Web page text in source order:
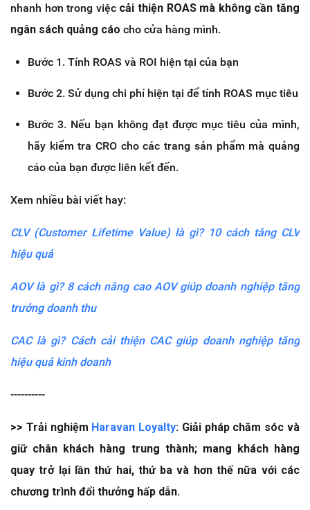
nhanh hơn trong việc cải thiện ROAS mà không cần tăng
ngân sách quảng cáo cho cửa hàng mình.
Bước 1. Tính ROAS và ROI hiện tại của bạn
Bước 2. Sử dụng chi phí hiện tại để tính ROAS mục tiêu
Bước 3. Nếu bạn không đạt được mục tiêu của mình,
hãy kiểm tra CRO cho các trang sản phẩm mà quảng
cáo của bạn được liên kết đến.
Xem nhiều bài viết hay:
CLV (Customer Lifetime Value) là gì? 10 cách tăng CLV
hiệu quả
AOV là gì? 8 cách nâng cao AOV giúp doanh nghiệp tăng
trưởng doanh thu
CAC là gì? Cách cải thiện CAC giúp doanh nghiệp tăng
hiệu quả kinh doanh
----------
>> Trải nghiệm Haravan Loyalty: Giải pháp chăm sóc và
giữ chân khách hàng trung thành; mang khách hàng
quay trở lại lần thứ hai, thứ ba và hơn thế nữa với các
chương trình đổi thưởng hấp dẫn.